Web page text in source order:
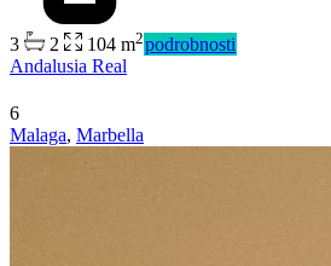
Predaj
3 2 104 m2podrobnosti
Andalusia Real
6
Malaga, Marbella